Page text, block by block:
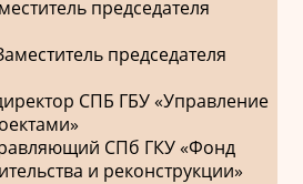
председателя
председателя
СПБ ГБУ «Управление
СПб ГКУ «Фонд
и реконструкции»